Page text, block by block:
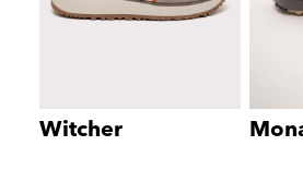
Witcher